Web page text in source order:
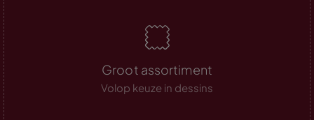
Groot assortiment
Volop keuze in dessins